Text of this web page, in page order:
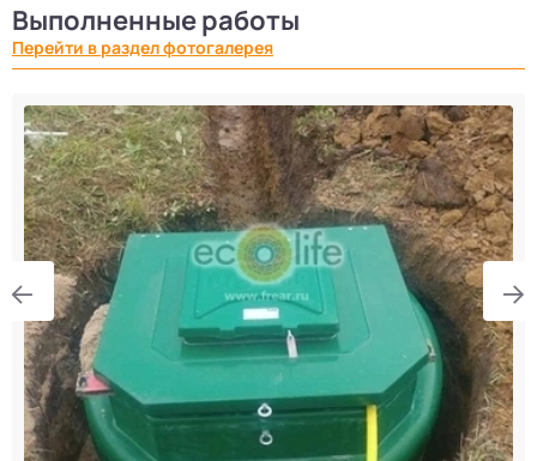
Выполненные работы
Перейти в раздел фотогалерея